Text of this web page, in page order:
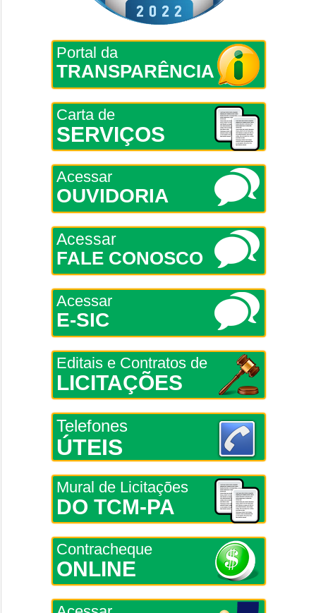
Portal da
TRANSPARÊNCIA
Carta de
SERVIÇOS
Acessar
OUVIDORIA
Acessar
FALE CONOSCO
Acessar
E-SIC
Editais e Contratos de
LICITAÇÕES
Telefones
ÚTEIS
Mural de Licitações
DO TCM-PA
Contracheque
ONLINE